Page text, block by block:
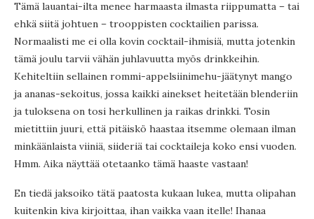
Tämä lauantai-ilta menee harmaasta ilmasta riippumatta – tai
ehkä siitä johtuen – trooppisten cocktailien parissa.
Normaalisti me ei olla kovin cocktail-ihmisiä, mutta jotenkin
tämä joulu tarvii vähän juhlavuutta myös drinkkeihin.
Kehiteltiin sellainen rommi-appelsiinimehu-jäätynyt mango
ja ananas-sekoitus, jossa kaikki ainekset heitetään blenderiin
ja tuloksena on tosi herkullinen ja raikas drinkki. Tosin
mietittiin juuri, että pitäiskö haastaa itsemme olemaan ilman
minkäänlaista viiniä, siideriä tai cocktaileja koko ensi vuoden.
Hmm. Aika näyttää otetaanko tämä haaste vastaan!
En tiedä jaksoiko tätä paatosta kukaan lukea, mutta olipahan
kuitenkin kiva kirjoittaa, ihan vaikka vaan itelle! Ihanaa